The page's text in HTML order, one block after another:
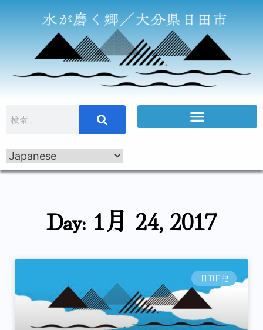
Day: 1月 24, 2017
日田日記